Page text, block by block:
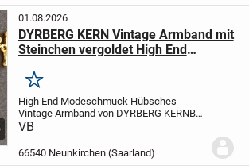
01.08.2026
DYRBERG KERN Vintage Armband mit
Steinchen vergoldet High End
Merken
High End Modeschmuck Hübsches
Vintage Armbandvon DYRBERG KERNBei
Fragen schreibt einfach
VB
66540 Neunkirchen (Saarland)